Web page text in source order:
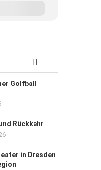
Golfball
Rückkehr
in Dresden